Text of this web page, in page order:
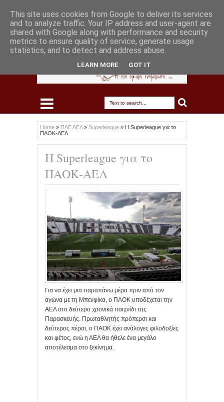
Home » ΠΑΕ ΑΕΛ» Superleague » Η Superleague για το
ΠΑΟΚ-ΑΕΛ
Η Superleague για το
ΠΑΟΚ-ΑΕΛ
Για να έχει μια παραπάνω μέρα πριν από τον
αγώνα με τη Μπενφίκα, ο ΠΑΟΚ υποδέχεται την
ΑΕΛ στο δεύτερο χρονικά παιχνίδι της
Παρασκευής. Πρωταθλητής πρόπερσι και
δεύτερος πέρσι, ο ΠΑΟΚ έχει ανάλογες φιλοδοξίες
και φέτος, ενώ η ΑΕΛ θα ήθελε ένα μεγάλο
αποτέλεσμα στο ξεκίνημα.
This site uses cookies from Google to deliver its services
and to analyze traffic. Your IP address and user-agent are
shared with Google along with performance and security
metrics to ensure quality of service, generate usage
statistics, and to detect and address abuse.
LEARN MORE GOT IT